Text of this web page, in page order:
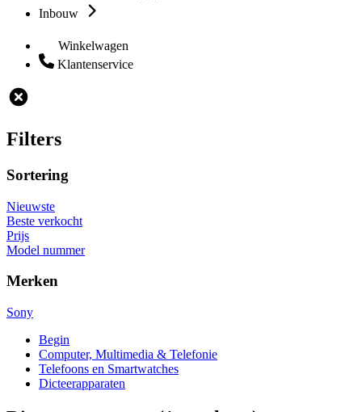
Inbouw
Winkelwagen
Klantenservice
Filters
Sortering
Nieuwste
Beste verkocht
Prijs
Model nummer
Merken
Sony
Begin
Computer, Multimedia & Telefonie
Telefoons en Smartwatches
Dicteerapparaten